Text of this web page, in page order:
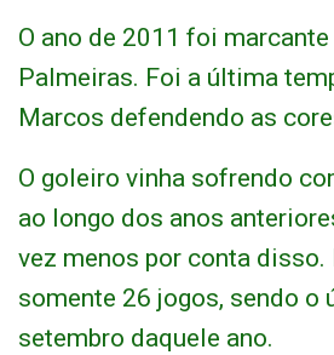
O ano de 2011 foi marcante
Palmeiras. Foi a última
Marcos defendendo as
O goleiro vinha sofrendo
ao longo dos anos
vez menos por conta disso.
somente 26 jogos, sendo o
setembro daquele ano.